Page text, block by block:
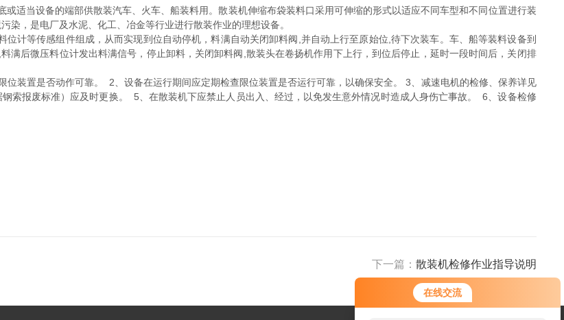
在线交流
适当设备的端部供散装汽车、火车、船装料用。散装机伸缩布袋装料口采用可伸缩的形式以适应不同车型和不同位置进行装
，是电厂及水泥、化工、冶金等行业进行散装作业的理想设备。
计等传感组件组成，从而实现到位自动停机，料满自动关闭卸料阀,并自动上行至原始位,待下次装车。车、船等装料设备到
满后微压料位计发出料满信号，停止卸料，关闭卸料阀,散装头在卷扬机作用下上行，到位后停止，延时一段时间后，关闭排
装置是否动作可靠。 2、设备在运行期间应定期检查限位装置是否运行可靠，以确保安全。 3、减速电机的检修、保养详见
索报废标准）应及时更换。 5、在散装机下应禁止人员出入、经过，以免发生意外情况时造成人身伤亡事故。 6、设备检修
下一篇： 散装机检修作业指导说明